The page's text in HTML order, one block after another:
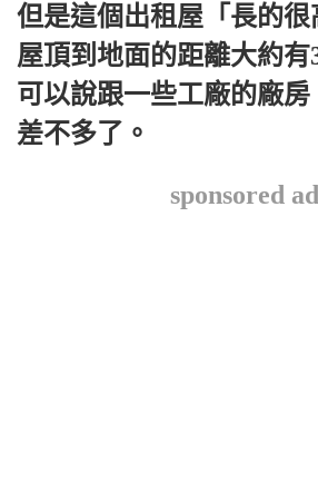
但是這個出租屋「長的很
屋頂到地面的距離大約有
可以說跟一些工廠的廠
差不多了。
sponsored